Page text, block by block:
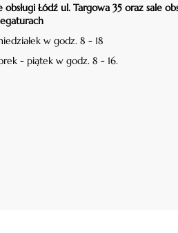
obsługi Łódź ul. Targowa 35 oraz sale
w godz. 8 - 18
- piątek w godz. 8 - 16.